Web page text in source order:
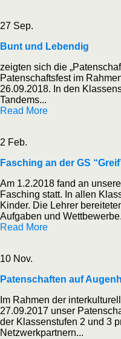
27 Sep.
Bunt und Lebendig
zeigten sich die
Patenschaftsfest im
26.09.2018. In den
Tandems...
Read More
2 Feb.
Fasching an der GS
Am 1.2.2018 fand an
Fasching statt. In allen
Kinder. Die Lehrer
Aufgaben und
Read More
10 Nov.
Patenschaften auf
Im Rahmen der
27.09.2017 unser
der Klassenstufen 2 und 3
Netzwerkpartnern...